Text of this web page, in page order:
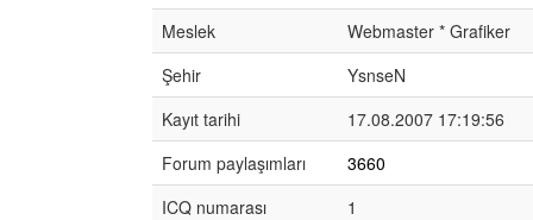
Meslek
Webmaster * Grafiker
Şehir
YsnseN
Kayıt tarihi
17.08.2007 17:19:56
Forum paylaşımları
3660
ICQ numarası
1